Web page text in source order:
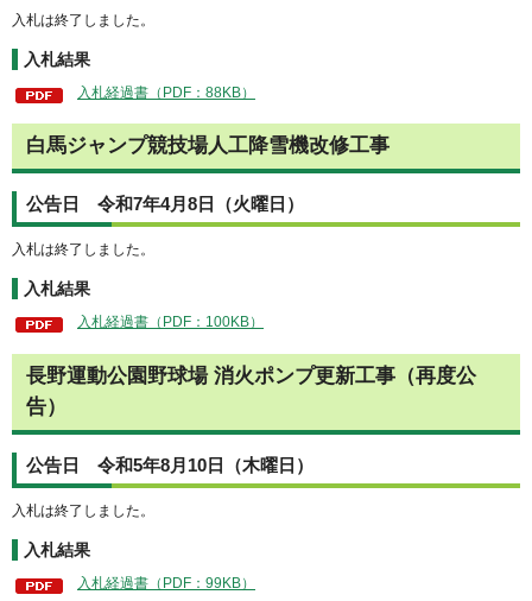
入札は終了しました。
入札結果
入札経過書（PDF：88KB）
白馬ジャンプ競技場人工降雪機改修工事
公告日 令和7年4月8日（火曜日）
入札は終了しました。
入札結果
入札経過書（PDF：100KB）
長野運動公園野球場 消火ポンプ更新工事（再度公
告）
公告日 令和5年8月10日（木曜日）
入札は終了しました。
入札結果
入札経過書（PDF：99KB）